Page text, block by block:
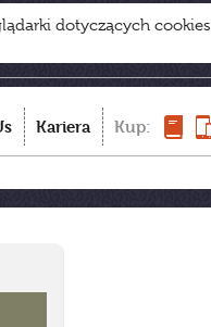
dotyczących cookies
Kariera Kup: